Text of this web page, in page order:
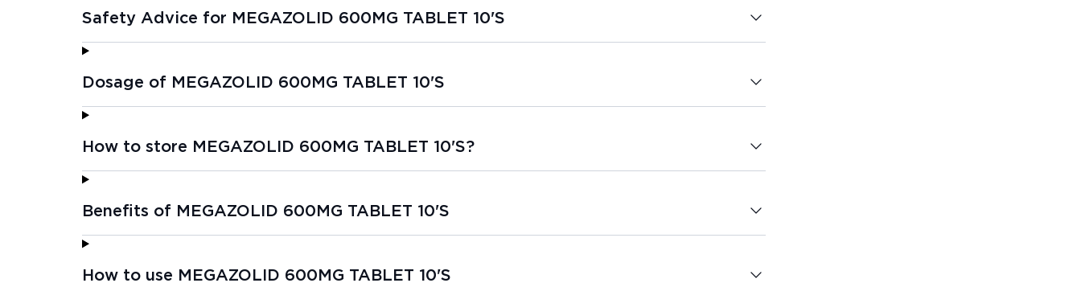
Safety Advice for MEGAZOLID 600MG TABLET 10'S
Dosage of MEGAZOLID 600MG TABLET 10'S
How to store MEGAZOLID 600MG TABLET 10'S?
Benefits of MEGAZOLID 600MG TABLET 10'S
How to use MEGAZOLID 600MG TABLET 10'S